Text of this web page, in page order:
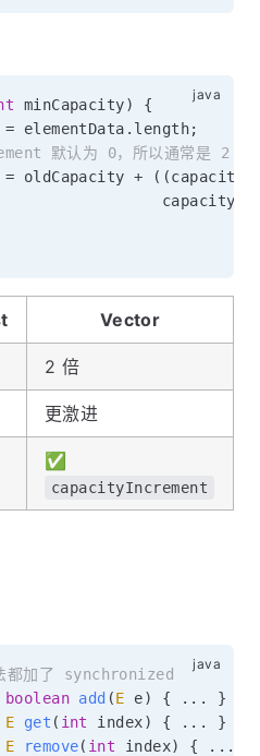
minCapacity)
{
= elementData . length;
默认为 0，所以通常是 2 倍
= oldCapacity + ( (
Vector
2 倍
更激进
✅
capacityIncrement
加了 synchronized
boolean add (E e) { . . .
}
E get ( int index) { . . .
}
E remove( int index) { . . .